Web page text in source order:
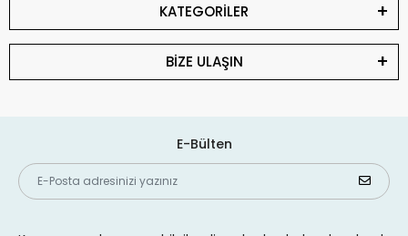
KATEGORİLER
BİZE ULAŞIN
E-Bülten